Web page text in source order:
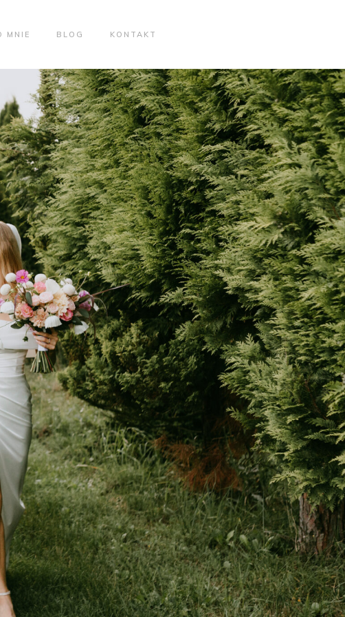
MNIE BLOG KONTAKT